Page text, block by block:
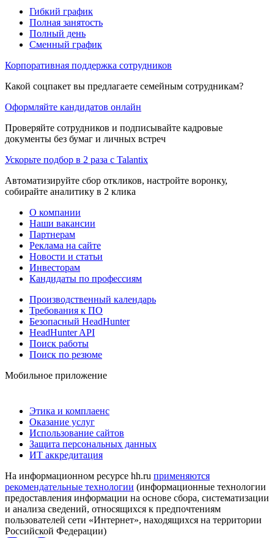
Гибкий график
Полная занятость
Полный день
Сменный график
Корпоративная поддержка сотрудников
Какой соцпакет вы предлагаете семейным сотрудникам?
Оформляйте кандидатов онлайн
Проверяйте сотрудников и подписывайте кадровые
документы без бумаг и личных встреч
Ускорьте подбор в 2 раза с Talantix
Автоматизируйте сбор откликов, настройте воронку,
собирайте аналитику в 2 клика
О компании
Наши вакансии
Партнерам
Реклама на сайте
Новости и статьи
Инвесторам
Кандидаты по профессиям
Производственный календарь
Требования к ПО
Безопасный HeadHunter
HeadHunter API
Поиск работы
Поиск по резюме
Мобильное приложение
Этика и комплаенс
Оказание услуг
Использование сайтов
Защита персональных данных
ИТ аккредитация
На информационном ресурсе hh.ru применяются
рекомендательные технологии (информационные технологии
предоставления информации на основе сбора, систематизации
и анализа сведений, относящихся к предпочтениям
пользователей сети «Интернет», находящихся на территории
Российской Федерации)